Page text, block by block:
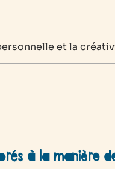
et la
à la manière